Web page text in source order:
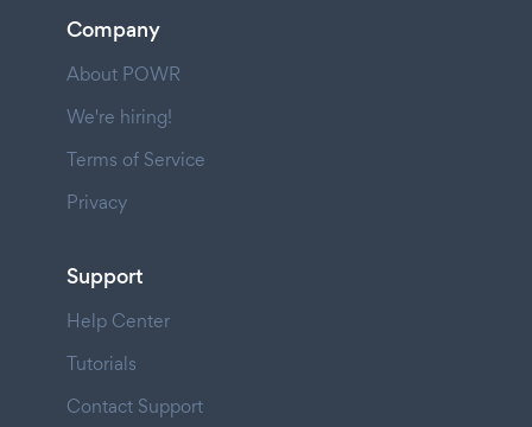
Company
About POWR
We're hiring!
Terms of Service
Privacy
Support
Help Center
Tutorials
Contact Support